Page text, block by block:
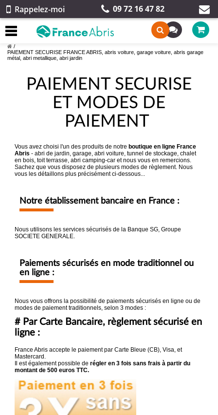
Rappelez-moi 09 72 16 47 82
/
PAIEMENT SECURISE FRANCE ABRIS, abris voiture, garage voiture, abris garage
métal, abri metallique, abri jardin
PAIEMENT SECURISE
ET MODES DE
PAIEMENT
Vous avez choisi l'un des produits de notre boutique en ligne France
Abris - abri de jardin, garage, abri voiture, tunnel de stockage, chalet
en bois, toit terrasse, abri camping-car et nous vous en remercions.
Sachez que vous disposez de plusieurs modes de règlement. Nous
vous les détaillons plus précisément ci-dessous...
Notre établissement bancaire en France :
Nous utilisons les services sécurisés de la Banque SG, Groupe
SOCIETE GENERALE.
Paiements sécurisés en mode traditionnel ou
en ligne :
Nous vous offrons la possibilité de paiements sécurisés en ligne ou de
modes de paiement traditionnels, selon 3 modes :
# Par Carte Bancaire, règlement sécurisé en
ligne :
France Abris accepte le paiement par Carte Bleue (CB), Visa, et
Mastercard.
Il est également possible de régler en 3 fois sans frais à partir du
montant de 500 euros TTC.